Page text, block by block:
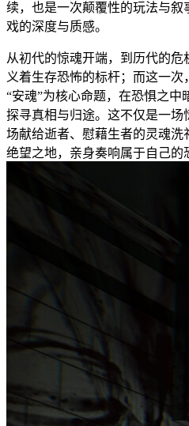
续，也是一次颠覆性的玩法与
戏的深度与质感。
从初代的惊魂开端，到历代的
义着生存恐怖的标杆；而这一
“安魂”为核心命题，在恐惧之
探寻真相与归途。这不仅是一
场献给逝者、慰藉生者的灵魂
绝望之地，亲身奏响属于自己的